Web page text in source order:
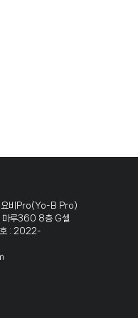
요비Pro(Yo-B Pro)
마루360 8층 G셀
호 : 2022-